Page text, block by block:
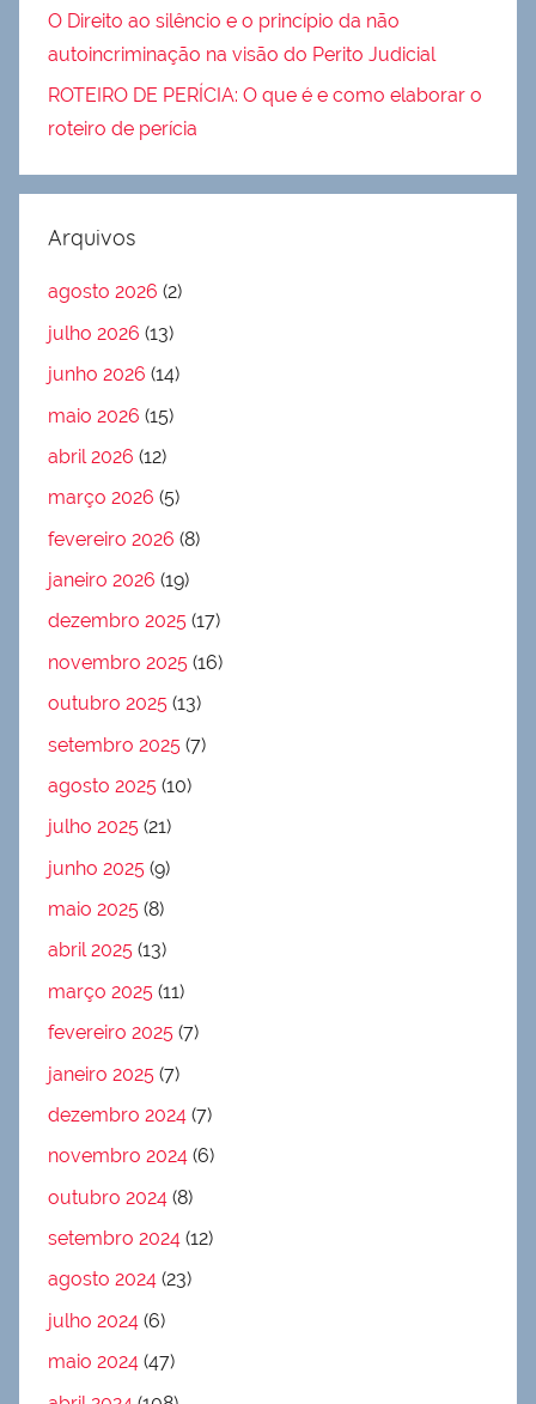
O Direito ao silêncio e o princípio da não
autoincriminação na visão do Perito Judicial
ROTEIRO DE PERÍCIA: O que é e como elaborar o
roteiro de perícia
Arquivos
agosto 2026 (2)
julho 2026 (13)
junho 2026 (14)
maio 2026 (15)
abril 2026 (12)
março 2026 (5)
fevereiro 2026 (8)
janeiro 2026 (19)
dezembro 2025 (17)
novembro 2025 (16)
outubro 2025 (13)
setembro 2025 (7)
agosto 2025 (10)
julho 2025 (21)
junho 2025 (9)
maio 2025 (8)
abril 2025 (13)
março 2025 (11)
fevereiro 2025 (7)
janeiro 2025 (7)
dezembro 2024 (7)
novembro 2024 (6)
outubro 2024 (8)
setembro 2024 (12)
agosto 2024 (23)
julho 2024 (6)
maio 2024 (47)